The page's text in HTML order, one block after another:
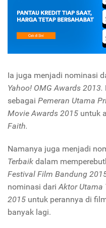
Ia juga menjadi nominasi
Yahoo! OMG Awards 2013.
sebagai Pemeran Utama
Movie Awards 2015 untuk
Faith.
Namanya juga menjadi
Terbaik dalam
Festival Film Bandung
nominasi dariAktor Utama
2015 untuk perannya di
banyak lagi.